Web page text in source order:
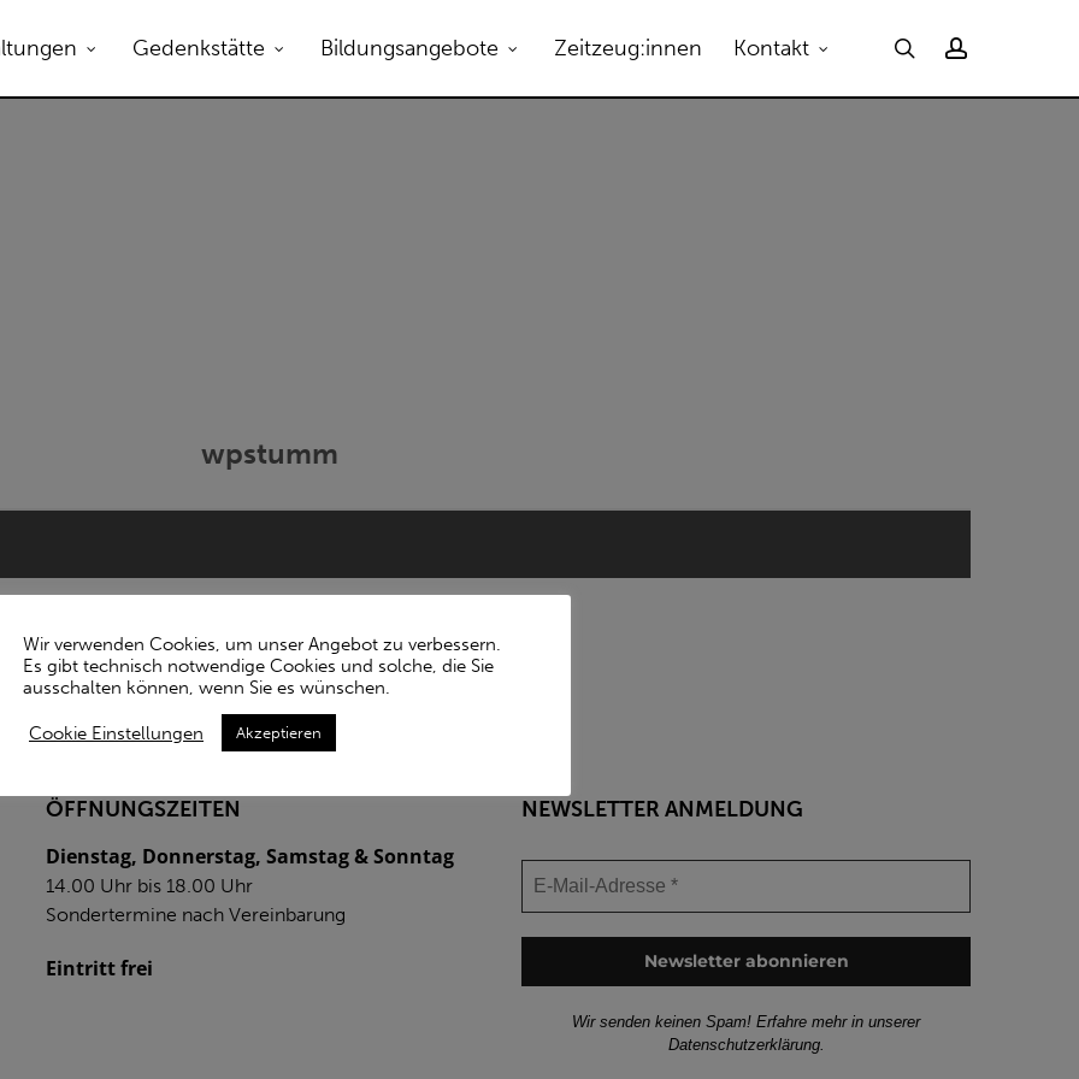
Gedenkstätte Bildungsangebote Zeitzeug:innen Kontakt searchaccount
wpstumm
ÖFFNUNGSZEITEN
Dienstag, Donnerstag, Samstag & Sonntag
14.00 Uhr bis 18.00 Uhr
Sondertermine nach Vereinbarung
Eintritt frei
NEWSLETTER ANMELDUNG
Wir senden keinen Spam! Erfahre mehr in unserer
Datenschutzerklärung.
Wir verwenden Cookies, um unser Angebot zu verbessern.
Es gibt technisch notwendige Cookies und solche, die Sie
ausschalten können, wenn Sie es wünschen.
Cookie Einstellungen Akzeptieren
Öffnen.